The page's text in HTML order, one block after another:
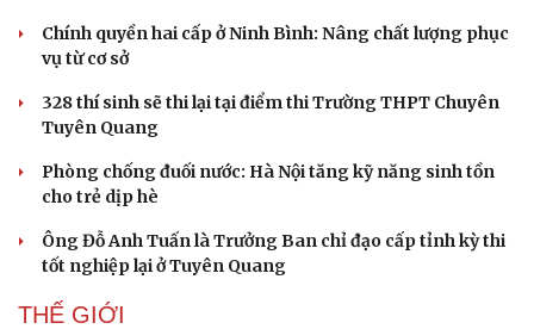
Chính quyền hai cấp ở Ninh Bình: Nâng chất lượng phục
vụ từ cơ sở
328 thí sinh sẽ thi lại tại điểm thi Trường THPT Chuyên
Tuyên Quang
Phòng chống đuối nước: Hà Nội tăng kỹ năng sinh tồn
cho trẻ dịp hè
Ông Đỗ Anh Tuấn là Trưởng Ban chỉ đạo cấp tỉnh kỳ thi
tốt nghiệp lại ở Tuyên Quang
THẾ GIỚI